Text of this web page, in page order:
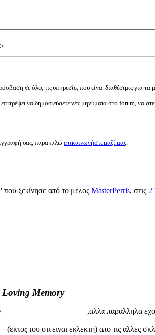
>
σε όλες τις υπηρεσίες που είναι διαθέσιμες για τα
να δημοσιεύσετε νέα μηνύματα στο forum, να
σας, παρακαλώ επικοινωνήστε μαζί μας.
' που ξεκίνησε από το μέλος MasterPerris, στις
Memory
,αλλα παραλληλα
(εκτος του οτι ειναι εκλεκτη) απο τις αλλες